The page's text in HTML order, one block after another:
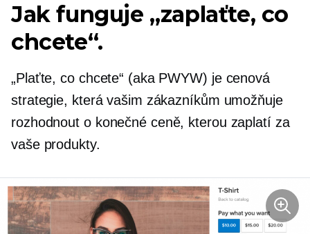
Jak funguje „zaplaťte, co
chcete“.
„Plaťte, co chcete“ (aka PWYW) je cenová
strategie, která vašim zákazníkům umožňuje
rozhodnout o konečné ceně, kterou zaplatí za
vaše produkty.